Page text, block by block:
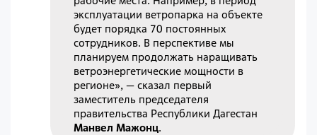
эксплуатации ветропарка на объекте
будет порядка 70 постоянных
сотрудников. В перспективе мы
планируем продолжать наращивать
ветроэнергетические мощности в
регионе», — сказал первый
заместитель председателя
правительства Республики Дагестан
Манвел Мажонц.